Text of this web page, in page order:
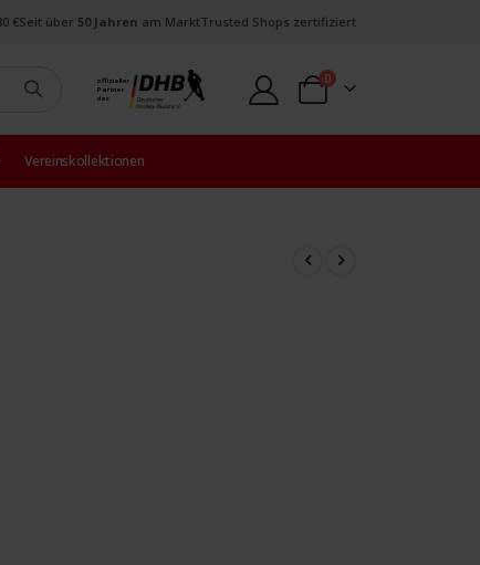
€Seit über 50 Jahren am MarktTrusted Shops zertifiziert
offizieller
Partner
des
Warenkorb
0Artikel
Vereinskollektionen